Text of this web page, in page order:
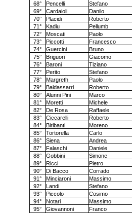
68°
Pencelli
Stefano
69°
Cardaioli
Danilo
70°
Placidi
Roberto
71°
Kadiu
Pellumb
72°
Moscati
Paolo
73°
Piccotti
Francesco
74°
Guercini
Bruno
75°
Briguori
Giacomo
76°
Baroni
Tiziano
77°
Perito
Stefano
78°
Margreth
Paolo
79°
Baldassarri
Roberto
80°
Alunni Pini
Marco
81°
Moretti
Michele
82°
De Rosa
Raffaele
83°
Ciccarelli
Roberto
84°
Biribanti
Moreno
85°
Tortorella
Carlo
86°
Siena
Andrea
87°
Falaschi
Daniele
88°
Gobbini
Simone
89°
Ricci
Pietro
90°
Di Bacco
Corrado
91°
Minciaroni
Massimo
92°
Landi
Stefano
93°
Piccolo
Cosimo
94°
Notari
Massimo
95°
Giovannoni
Franco